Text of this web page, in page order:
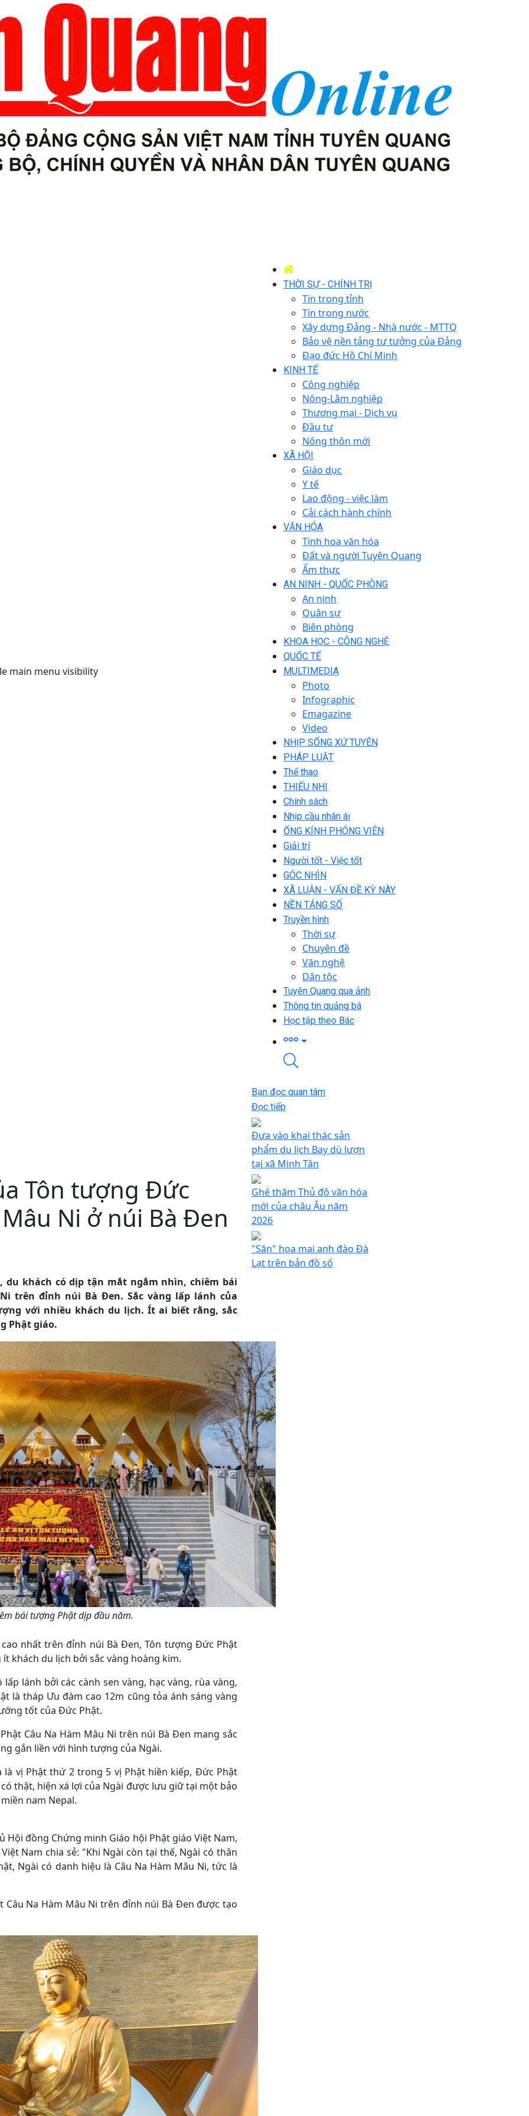
main menu visibility
THỜI SỰ - CHÍNH TRỊ
Tin trong tỉnh
Tin trong nước
Xây dựng Đảng - Nhà nước - MTTQ
Bảo vệ nền tảng tư tưởng của Đảng
Đạo đức Hồ Chí Minh
KINH TẾ
Công nghiệp
Nông-Lâm nghiệp
Thương mại - Dịch vụ
Đầu tư
Nông thôn mới
XÃ HỘI
Giáo dục
Y tế
Lao động - việc làm
Cải cách hành chính
VĂN HÓA
Tinh hoa văn hóa
Đất và người Tuyên Quang
Ẩm thực
AN NINH - QUỐC PHÒNG
An ninh
Quân sự
Biên phòng
KHOA HỌC - CÔNG NGHỆ
QUỐC TẾ
MULTIMEDIA
Photo
Infographic
Emagazine
Video
NHỊP SỐNG XỨ TUYÊN
PHÁP LUẬT
Thể thao
THIẾU NHI
Chính sách
Nhịp cầu nhân ái
ỐNG KÍNH PHÓNG VIÊN
Giải trí
Người tốt - Việc tốt
GÓC NHÌN
XÃ LUẬN - VẤN ĐỀ KỲ NÀY
NỀN TẢNG SỐ
Truyền hình
Thời sự
Chuyên đề
Văn nghệ
Dân tộc
Tuyên Quang qua ảnh
Thông tin quảng bá
Học tập theo Bác
Tôn tượng Đức
Ni ở núi Bà Đen
khách có dịp tận mắt ngắm nhìn, chiêm bái
trên đỉnh núi Bà Đen. Sắc vàng lấp lánh của
với nhiều khách du lịch. Ít ai biết rằng, sắc
Phật giáo.
bái tượng Phật dịp đầu năm.
nhất trên đỉnh núi Bà Đen, Tôn tượng Đức Phật
khách du lịch bởi sắc vàng hoàng kim.
lánh bởi các cành sen vàng, hạc vàng, rùa vàng,
là tháp Ưu đàm cao 12m cũng tỏa ánh sáng vàng
tốt của Đức Phật.
Câu Na Hàm Mâu Ni trên núi Bà Đen mang sắc
gắn liền với hình tượng của Ngài.
vị Phật thứ 2 trong 5 vị Phật hiền kiếp, Đức Phật
thật, hiện xá lợi của Ngài được lưu giữ tại một bảo
nam Nepal.
Hội đồng Chứng minh Giáo hội Phật giáo Việt Nam,
Nam chia sẻ: "Khi Ngài còn tại thế, Ngài có thân
Ngài có danh hiệu là Câu Na Hàm Mâu Ni, tức là
Na Hàm Mâu Ni trên đỉnh núi Bà Đen được tạo
Bạn đọc quan tâm
Đọc tiếp
Đưa vào khai thác sản
phẩm du lịch Bay dù lượn
tại xã Minh Tân
Ghé thăm Thủ đô văn hóa
mới của châu Âu năm
2026
"Săn" hoa mai anh đào Đà
Lạt trên bản đồ số